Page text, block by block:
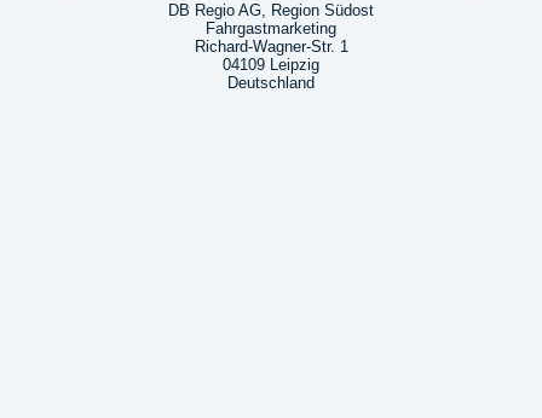
DB Regio AG, Region Südost
Fahrgastmarketing
Richard-Wagner-Str. 1
04109 Leipzig
Deutschland